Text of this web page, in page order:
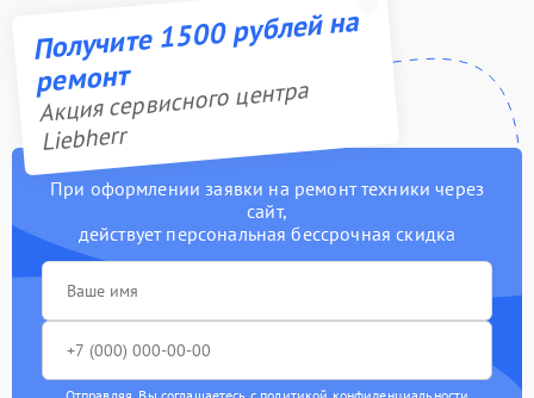
Получите 1500 рублей на
ремонт
Акция сервисного центра
Liebherr
При оформлении заявки на ремонт техники через
сайт,
действует персональная бессрочная скидка